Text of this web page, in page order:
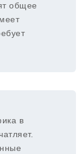
общее
в